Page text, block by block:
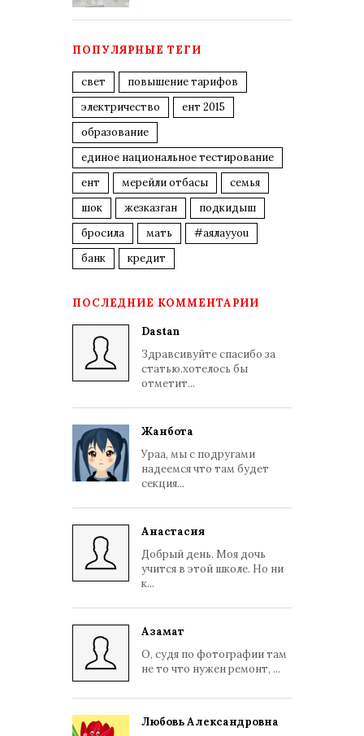
ПОПУЛЯРНЫЕ ТЕГИ
свет
повышение тарифов
электричество
ент 2015
образование
единое национальное тестирование
ент
мерейли отбасы
семья
шок
жезказган
подкидыш
бросила
мать
#аялауyou
банк
кредит
ПОСЛЕДНИЕ КОММЕНТАРИИ
Dastan
Здравсивуйте спасибо за
статью.хотелось бы
отметит...
Жанбота
Ураа, мы с подругами
надеемся что там будет
секция...
Анастасия
Добрый день. Моя дочь
учится в этой школе. Но ни
к...
Азамат
О, судя по фотографии там
не то что нужен ремонт, ...
Любовь Александровна